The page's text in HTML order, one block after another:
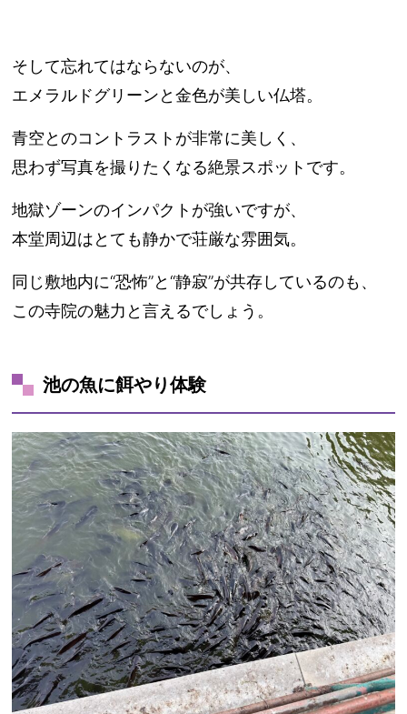
そして忘れてはならないのが、
エメラルドグリーンと金色が美しい仏塔。
青空とのコントラストが非常に美しく、
思わず写真を撮りたくなる絶景スポットです。
地獄ゾーンのインパクトが強いですが、
本堂周辺はとても静かで荘厳な雰囲気。
同じ敷地内に“恐怖”と“静寂”が共存しているのも、
この寺院の魅力と言えるでしょう。
池の魚に餌やり体験